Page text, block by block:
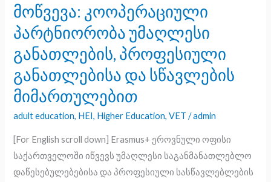
მოწვევა: კოოპერაციული
პარტნიორობა უმაღლესი
განათლების, პროფესიული
განათლებისა და სწავლების
მიმართულებით
adult education, HEI, Higher Education,VET /admin
[For English scroll down] Erasmus+ ეროვნული ოფისი
საქართველოში იწვევს უმაღლესი საგანმანათლებლო
დაწესებულებებისა და პროფესიული სასწავლებლების
მოწვევა:
კოოპერაციული
პარტნიორობა
უმაღლესი
განათლების,
პროფესიული
განათლებისა
და
სწავლების
მიმართულებით